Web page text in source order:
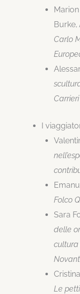
Burke,
Carlo
I
Folco
Sara
delle
Le